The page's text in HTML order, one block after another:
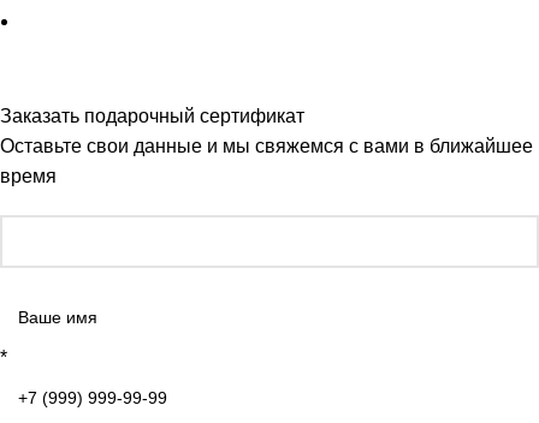
Заказать подарочный сертификат
Оставьте свои данные и мы свяжемся с вами в ближайшее
время
*